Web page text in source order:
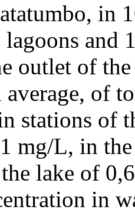
in
lagoons and
outlet of
of
stations of
mg/L, in
lake of
in